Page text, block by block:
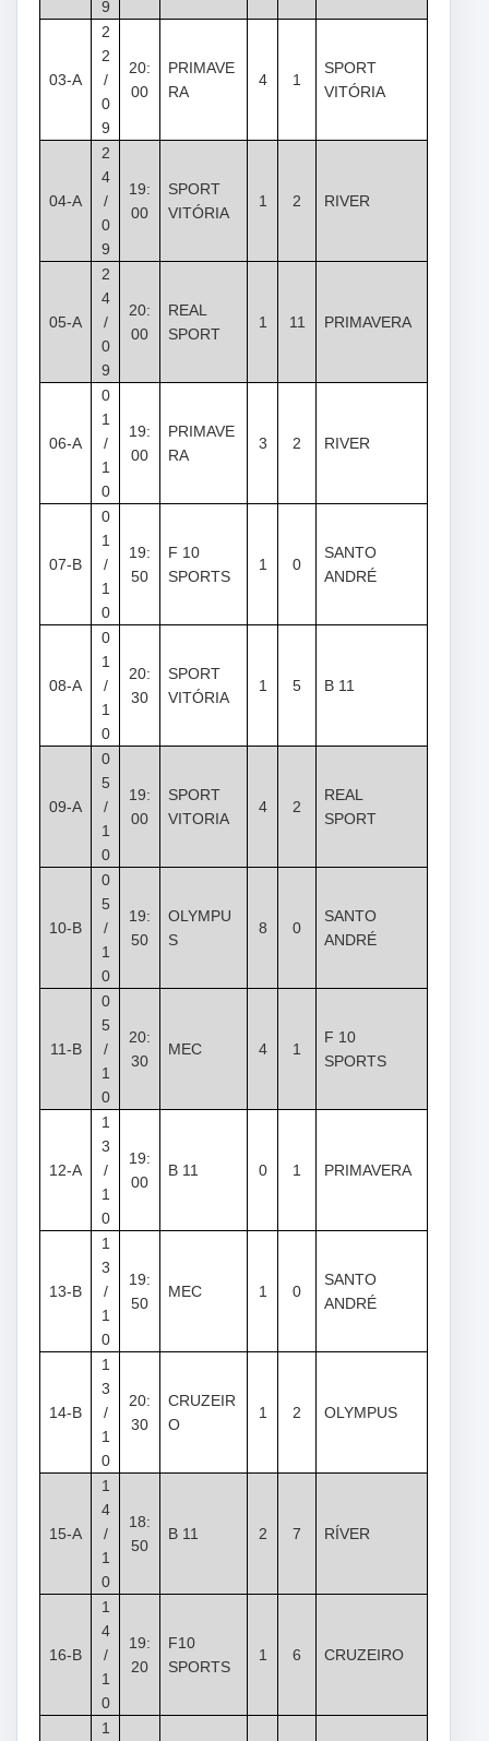
9
03-A
2
2
/
0
9
20:
00
PRIMAVE
RA
4 1
SPORT
VITÓRIA
04-A
2
4
/
0
9
19:
00
SPORT
VITÓRIA
1 2 RIVER
05-A
2
4
/
0
9
20:
00
REAL
SPORT
1 11 PRIMAVERA
06-A
0
1
/
1
0
19:
00
PRIMAVE
RA
3 2 RIVER
07-B
0
1
/
1
0
19:
50
F 10
SPORTS
1 0
SANTO
ANDRÉ
08-A
0
1
/
1
0
20:
30
SPORT
VITÓRIA
1 5 B 11
09-A
0
5
/
1
0
19:
00
SPORT
VITORIA
4 2
REAL
SPORT
10-B
0
5
/
1
0
19:
50
OLYMPU
S
8 0
SANTO
ANDRÉ
11-B
0
5
/
1
0
20:
30
MEC 4 1
F 10
SPORTS
12-A
1
3
/
1
0
19:
00
B 11 0 1 PRIMAVERA
13-B
1
3
/
1
0
19:
50
MEC 1 0
SANTO
ANDRÉ
14-B
1
3
/
1
0
20:
30
CRUZEIR
O
1 2 OLYMPUS
15-A
1
4
/
1
0
18:
50
B 11 2 7 RÍVER
16-B
1
4
/
1
0
19:
20
F10
SPORTS
1 6 CRUZEIRO
1